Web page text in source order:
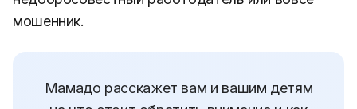
мошенник.
Мамадо расскажет вам и вашим детям